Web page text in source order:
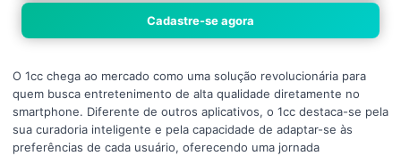
Cadastre-se agora
O 1cc chega ao mercado como uma solução revolucionária para
quem busca entretenimento de alta qualidade diretamente no
smartphone. Diferente de outros aplicativos, o 1cc destaca-se pela
sua curadoria inteligente e pela capacidade de adaptar-se às
preferências de cada usuário, oferecendo uma jornada